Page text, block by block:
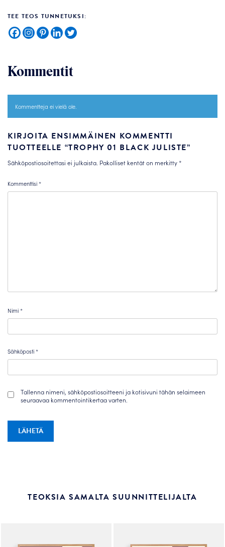
TEE TEOS TUNNETUKSI:
Kommentit
Kommentteja ei vielä ole.
KIRJOITA ENSIMMÄINEN KOMMENTTI
TUOTTEELLE “TROPHY 01 BLACK JULISTE”
Sähköpostiosoitettasi ei julkaista. Pakolliset kentät on merkitty*
Kommenttisi*
Nimi*
Sähköposti*
Tallenna nimeni, sähköpostiosoitteeni ja kotisivuni tähän selaimeen
seuraavaa kommentointikertaa varten.
TEOKSIA SAMALTA SUUNNITTELIJALTA